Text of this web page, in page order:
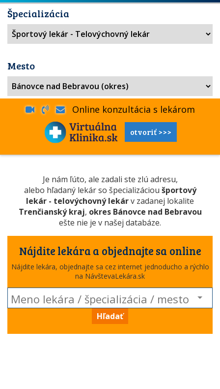
Špecializácia
Mesto
Online konzultácia s lekárom
otvoriť >>>
Je nám ľúto, ale zadali ste zlú adresu,
alebo hľadaný lekár so špecializáciou športový
lekár - telovýchovný lekárv zadanej lokalite
Trenčianský kraj, okres Bánovce nad Bebravou
ešte nie je v našej databáze.
Nájdite lekára a objednajte sa online
Nájdite lekára, objednajte sa cez internet jednoducho a rýchlo
na NávštevaLekára.sk
Hľadať